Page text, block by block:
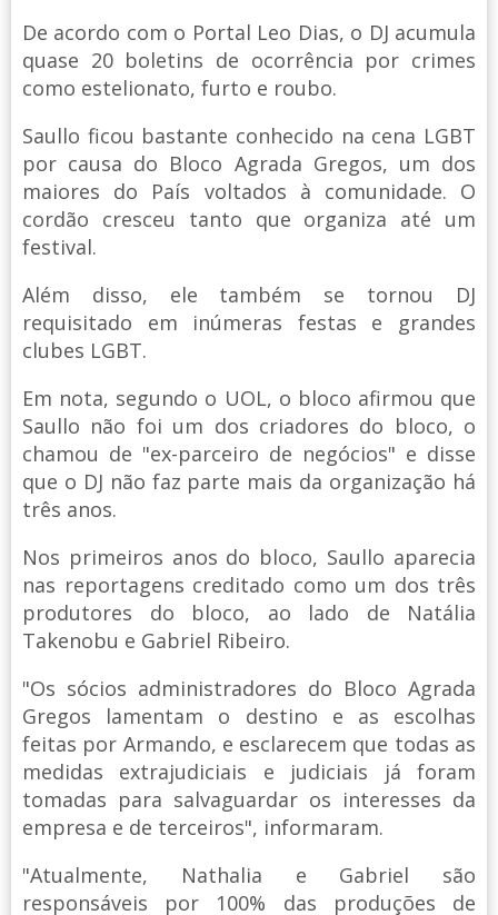
De acordo com o Portal Leo Dias, o DJ acumula
quase 20 boletins de ocorrência por crimes
como estelionato, furto e roubo.
Saullo ficou bastante conhecido na cena LGBT
por causa do Bloco Agrada Gregos, um dos
maiores do País voltados à comunidade. O
cordão cresceu tanto que organiza até um
festival.
Além disso, ele também se tornou DJ
requisitado em inúmeras festas e grandes
clubes LGBT.
Em nota, segundo o UOL, o bloco afirmou que
Saullo não foi um dos criadores do bloco, o
chamou de "ex-parceiro de negócios" e disse
que o DJ não faz parte mais da organização há
três anos.
Nos primeiros anos do bloco, Saullo aparecia
nas reportagens creditado como um dos três
produtores do bloco, ao lado de Natália
Takenobu e Gabriel Ribeiro.
"Os sócios administradores do Bloco Agrada
Gregos lamentam o destino e as escolhas
feitas por Armando, e esclarecem que todas as
medidas extrajudiciais e judiciais já foram
tomadas para salvaguardar os interesses da
empresa e de terceiros", informaram.
"Atualmente, Nathalia e Gabriel são
responsáveis por 100% das produções de